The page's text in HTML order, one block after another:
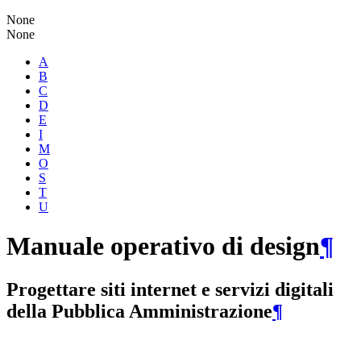
None
None
A
B
C
D
E
I
M
O
S
T
U
Manuale operativo di design¶
Progettare siti internet e servizi digitali
della Pubblica Amministrazione¶